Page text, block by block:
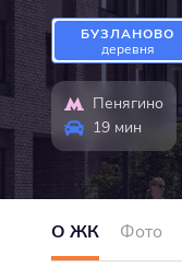
БУЗЛАНОВО
деревня
Пенягино
19 мин
О ЖК Фото